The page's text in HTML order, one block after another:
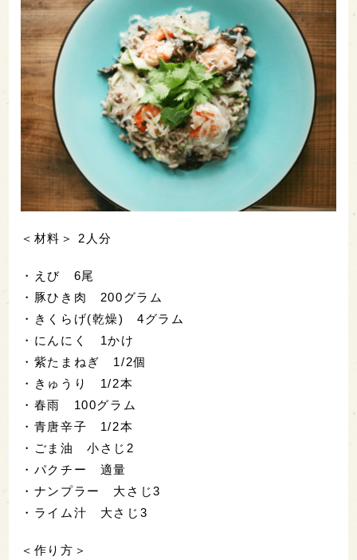
＜材料＞ 2人分
・えび 6尾
・豚ひき肉 200グラム
・きくらげ(乾燥) 4グラム
・にんにく 1かけ
・紫たまねぎ 1/2個
・きゅうり 1/2本
・春雨 100グラム
・青唐辛子 1/2本
・ごま油 小さじ2
・パクチー 適量
・ナンプラー 大さじ3
・ライム汁 大さじ3
＜作り方＞